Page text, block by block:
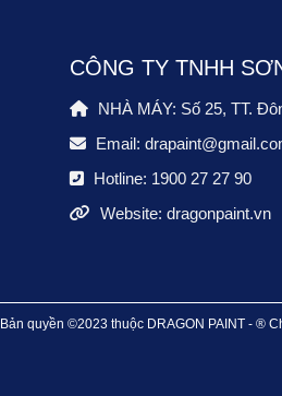
CÔNG TY TNHH
NHÀ MÁY: Số 25, TT.
Email:
Hotline: 1900 27 27 90
Website: dragonpaint.vn
Bản quyền ©2023 thuộc DRAGON PAINT - ®